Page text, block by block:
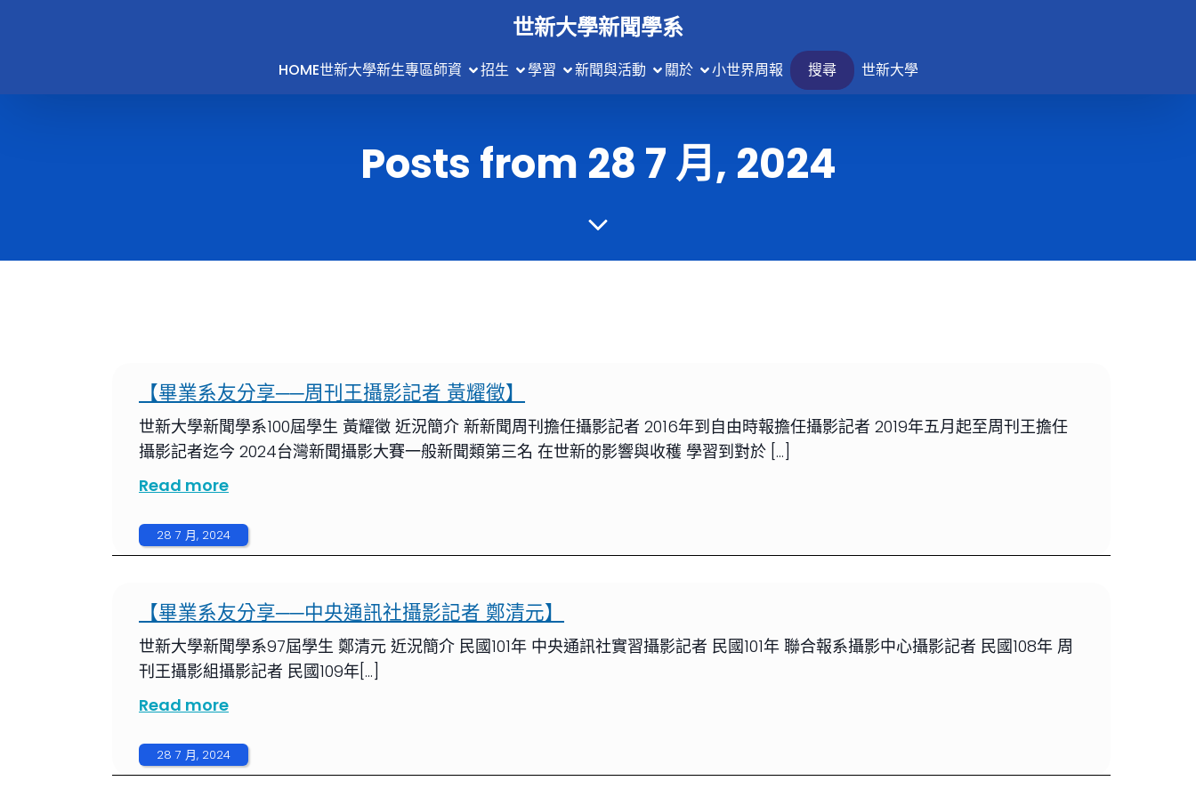
世新大學新聞學系
HOME世新大學新生專區師資 招生 學習 新聞與活動 關於 小世界周報 搜尋 世新大學
Posts from 28 7 月, 2024
【畢業系友分享──周刊王攝影記者 黃耀徵】
世新大學新聞學系100屆學生 黃耀徵 近況簡介 新新聞周刊擔任攝影記者 2016年到自由時報擔任攝影記者 2019年五月起至周刊王擔任
攝影記者迄今 2024台灣新聞攝影大賽一般新聞類第三名 在世新的影響與收穫 學習到對於 […]
Read more
28 7 月, 2024
【畢業系友分享──中央通訊社攝影記者 鄭清元】
世新大學新聞學系97屆學生 鄭清元 近況簡介 民國101年 中央通訊社實習攝影記者 民國101年 聯合報系攝影中心攝影記者 民國108年 周
刊王攝影組攝影記者 民國109年[…]
Read more
28 7 月, 2024